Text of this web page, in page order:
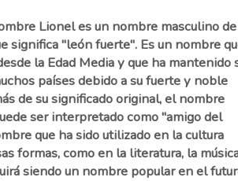
Lionel es un nombre masculino de
significa "león fuerte". Es un nombre
la Edad Media y que ha mantenido
países debido a su fuerte y noble
de su significado original, el nombre
ser interpretado como "amigo del
que ha sido utilizado en la cultura
formas, como en la literatura, la
siendo un nombre popular en el